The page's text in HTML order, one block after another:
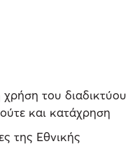
του διαδικτύου
και κατάχρηση
της Εθνικής